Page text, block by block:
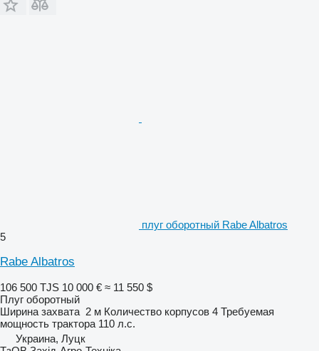
плуг оборотный Rabe Albatros
5
Rabe Albatros
106 500 TJS 10 000 € ≈ 11 550 $
Плуг оборотный
Ширина захвата 2 м Количество корпусов 4 Требуемая
мощность трактора 110 л.с.
Украина, Луцк